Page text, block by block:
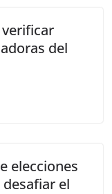
del
elecciones
el